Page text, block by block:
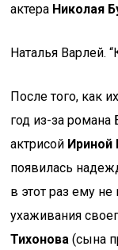
актера Николая
Наталья Варлей.
После того, как
год из-за романа
актрисой Ириной
появилась
в этот раз ему
ухаживания
Тихонова (сына